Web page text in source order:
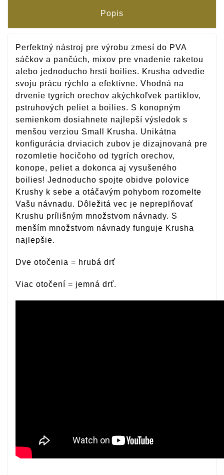
Popis
Perfektný nástroj pre výrobu zmesí do PVA
sáčkov a pančúch, mixov pre vnadenie raketou
alebo jednoducho hrsti boilies. Krusha odvedie
svoju prácu rýchlo a efektívne. Vhodná na
drvenie tygrích orechov akýchkoľvek partiklov,
pstruhových peliet a boilies. S konopným
semienkom dosiahnete najlepší výsledok s
menšou verziou Small Krusha. Unikátna
konfigurácia drviacich zubov je dizajnovaná pre
rozomletie hocičoho od tygrích orechov,
konope, peliet a dokonca aj vysušeného
boilies! Jednoducho spojte obidve polovice
Krushy k sebe a otáčavým pohybom rozomelte
Vašu návnadu. Dôležitá vec je nepreplňovať
Krushu prílišným množstvom návnady. S
menším množstvom návnady funguje Krusha
najlepšie.
Dve otočenia = hrubá drť
Viac otočení = jemná drť.